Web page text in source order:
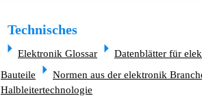
Technisches
Elektronik Glossar
Datenblätter für
Bauteile
Normen aus der elektronik
Halbleitertechnologie